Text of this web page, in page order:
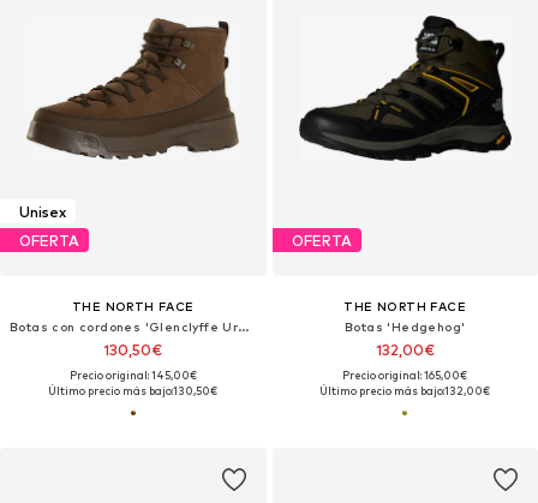
Unisex
OFERTA
THE NORTH FACE
Botas con cordones 'Glenclyffe Urban'
130,50€
Precio original: 145,00€
Último precio más bajo:130,50€
OFERTA
THE NORTH FACE
Botas 'Hedgehog'
132,00€
Precio original: 165,00€
Último precio más bajo:132,00€